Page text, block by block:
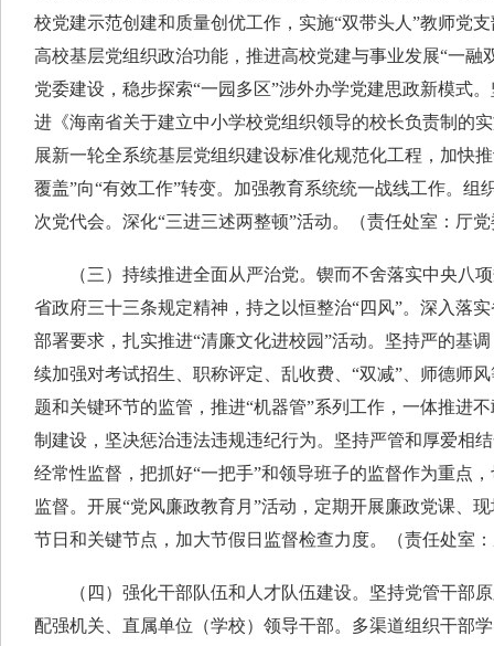
校党建示范创建和质量创优工作，实施“双带头人”教师党
高校基层党组织政治功能，推进高校党建与事业发展“一融
党委建设，稳步探索“一园多区”涉外办学党建思政新模式
进《海南省关于建立中小学校党组织领导的校长负责制的
展新一轮全系统基层党组织建设标准化规范化工程，加快
覆盖”向“有效工作”转变。加强教育系统统一战线工作。组
次党代会。深化“三进三述两整顿”活动。（责任处室：厅
（三）持续推进全面从严治党。锲而不舍落实中央八项
省政府三十三条规定精神，持之以恒整治“四风”。深入落
部署要求，扎实推进“清廉文化进校园”活动。坚持严的基
续加强对考试招生、职称评定、乱收费、“双减”、师德师
题和关键环节的监管，推进“机器管”系列工作，一体推进
制建设，坚决惩治违法违规违纪行为。坚持严管和厚爱相
经常性监督，把抓好“一把手”和领导班子的监督作为重点
监督。开展“党风廉政教育月”活动，定期开展廉政党课、
节日和关键节点，加大节假日监督检查力度。（责任处室
（四）强化干部队伍和人才队伍建设。坚持党管干部原
配强机关、直属单位（学校）领导干部。多渠道组织干部